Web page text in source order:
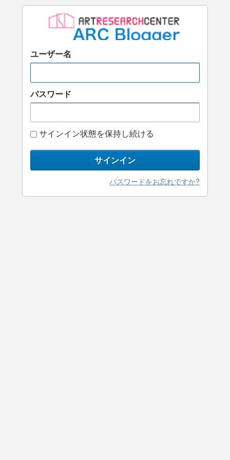
ユーザー名
パスワード
サインイン状態を保持し続ける
サインイン
パスワードをお忘れですか?